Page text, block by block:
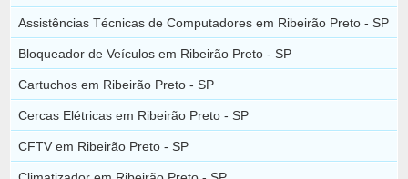
Assistências Técnicas de Computadores em Ribeirão Preto - SP
Bloqueador de Veículos em Ribeirão Preto - SP
Cartuchos em Ribeirão Preto - SP
Cercas Elétricas em Ribeirão Preto - SP
CFTV em Ribeirão Preto - SP